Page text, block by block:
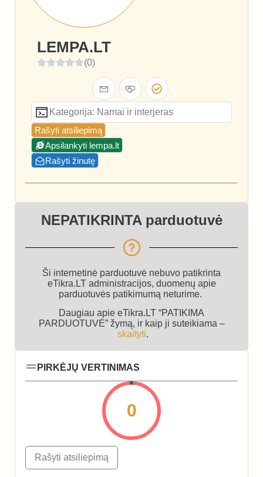
LEMPA.LT
(0)
Kategorija: Namai ir interjeras
Rašyti atsiliepimą
Apsilankyti lempa.lt
Rašyti žinutę
NEPATIKRINTA parduotuvė
Ši internetinė parduotuvė nebuvo patikrinta
eTikra.LT administracijos, duomenų apie
parduotuvės patikimumą neturime.
Daugiau apie eTikra.LT “PATIKIMA
PARDUOTUVĖ” žymą, ir kaip ji suteikiama –
skaityti.
PIRKĖJŲ VERTINIMAS
0
Rašyti atsiliepimą